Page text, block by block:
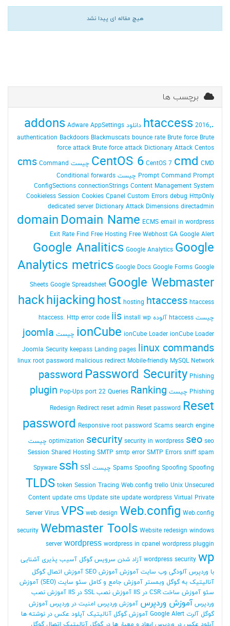
هیچ مقاله ای پیدا نشد
برچسب ها
.htaccess2016٬ دانلود addons Adware AppSettings
authentication Backdoors Blackmuscats bounce rate Brute force Brute
force attack Brute force attack Dictionary Attack Centos
CentOS 6 CentOS 7 cmd CMD چیست cms Command
Prompt Command Prompt چیست
Conditional forwards
ConfigSections connectionStrings Content Management System
Cookieless Session Cookies Cpanel Custom Errors debug HttpOnly
dedicated server Dictionary Attack Dimensions directadmin
domain Domain Name ECMS email in wordpress
Exit Rate Find Free Hosting Free Webhost GA Google Alert
Google Analitics Google Analytics Google
Analytics metrics Google Docs Google Forms Google
Sheets Google Spreadsheet Google Webmaster
hackhijackinghost hosting htaccess htaccess
چیست htaccess آلوده htaccess. Http error code iis install wp
ionCube ionCube Loader ionCube Loader چیست joomla
Joomla Security keepass Landing pages linux commands
linux root password malicious redirect Mobile-friendly MySQL Network
password Password Security Phishing
Phishing چیست
plugin Pop-Ups port 22 Queries Ranking
Redesign Redirect reset admin Reset password Reset
password Responsive root password Scams search engine
optimization security security in wordpress seo seo چیست
Session Shared Hosting SMTP smtp error SMTP Errors sniff spam
Spams Spoofing Spoofing Spoofing چیست Spyware ssh ssl
TLDS token Session Tracing Web.config trello Unix Unsecured
Content update cms Update site update wordpress Virtual Private
Server Virus VPS web design Web.config Web.config
security Webmaster Tools Website redesign windows
server wordpress wordpress in cpanel wordpress pluggin
wordpress security wp آزاد شدن سرویس گوگل آسیب پذیری آشنایی
با وردپرس آلودگی وب سایت آموزش آموزش SEO
آموزش اتصال گوگل
آنالیتیک به گوگل وبمستر آموزش جامع و کامل سئو سایت (SEO)
آموزش
سئو آموزش ساخت CSR در IIS آموزش نصب SSL در IIS
آموزش نصب
وردپرس آموزش وردپرس آموزش وردپرس امنیت در وردپرس آموزش
گوگل آلرت Google Alert
آموزش گوگل آنالیتیک آپلود عکس در نوشته ها